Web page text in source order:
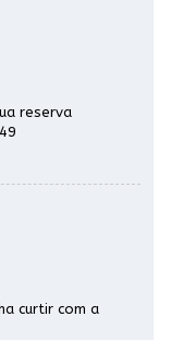
reserva
curtir com a